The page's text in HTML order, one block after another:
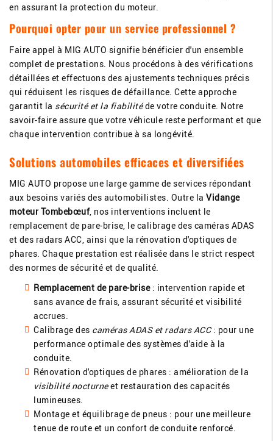
en assurant la protection du moteur.
Pourquoi opter pour un service professionnel ?
Faire appel à MIG AUTO signifie bénéficier d'un ensemble
complet de prestations. Nous procédons à des vérifications
détaillées et effectuons des ajustements techniques précis
qui réduisent les risques de défaillance. Cette approche
garantit la sécurité et la fiabilitéde votre conduite. Notre
savoir-faire assure que votre véhicule reste performant et que
chaque intervention contribue à sa longévité.
Solutions automobiles efficaces et diversifiées
MIG AUTO propose une large gamme de services répondant
aux besoins variés des automobilistes. Outre la Vidange
moteur Tombebœuf, nos interventions incluent le
remplacement de pare-brise, le calibrage des caméras ADAS
et des radars ACC, ainsi que la rénovation d'optiques de
phares. Chaque prestation est réalisée dans le strict respect
des normes de sécurité et de qualité.
Remplacement de pare-brise: intervention rapide et
sans avance de frais, assurant sécurité et visibilité
accrues.
Calibrage des caméras ADAS et radars ACC: pour une
performance optimale des systèmes d'aide à la
conduite.
Rénovation d'optiques de phares : amélioration de la
visibilité nocturneet restauration des capacités
lumineuses.
Montage et équilibrage de pneus : pour une meilleure
tenue de route et un confort de conduite renforcé.